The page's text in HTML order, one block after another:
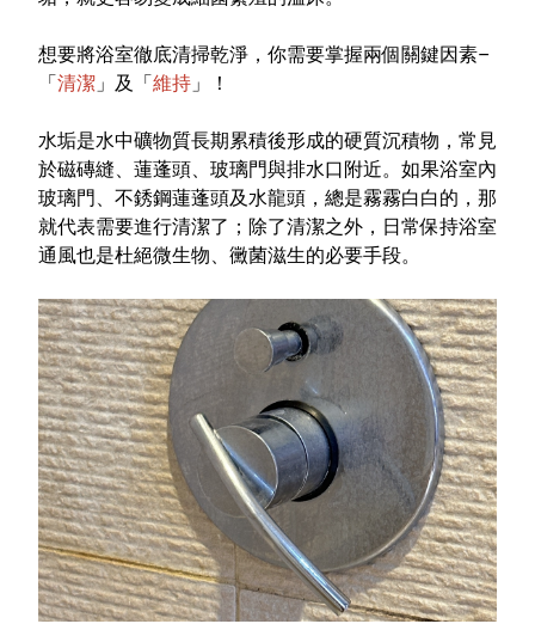
想要將浴室徹底清掃乾淨，你需要掌握兩個關鍵因素–
「 清潔 」及「 維持 」！
水垢是水中礦物質長期累積後形成的硬質沉積物，常見
於磁磚縫、蓮蓬頭、玻璃門與排水口附近。如果浴室內
玻璃門、不銹鋼蓮蓬頭及水龍頭，總是霧霧白白的，那
就代表需要進行清潔了；除了清潔之外，日常保持浴室
通風也是杜絕微生物、黴菌滋生的必要手段。